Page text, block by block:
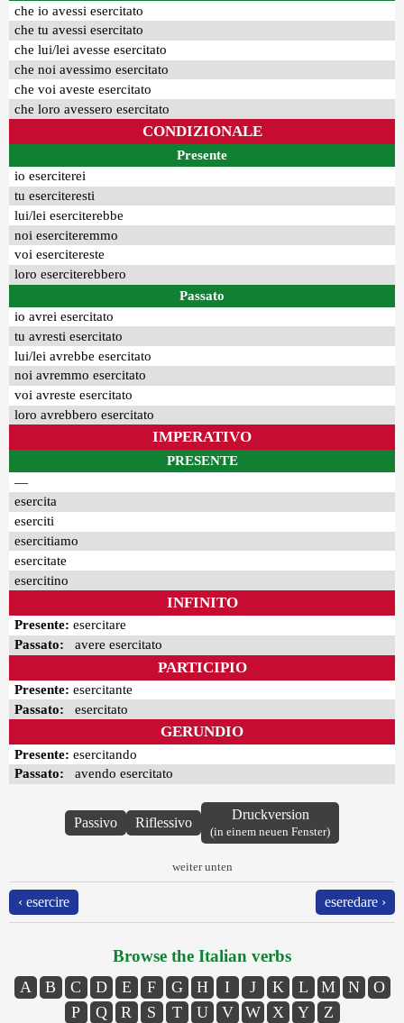
che io avessi esercitato
che tu avessi esercitato
che lui/lei avesse esercitato
che noi avessimo esercitato
che voi aveste esercitato
che loro avessero esercitato
CONDIZIONALE
Presente
io eserciterei
tu eserciteresti
lui/lei eserciterebbe
noi eserciteremmo
voi esercitereste
loro eserciterebbero
Passato
io avrei esercitato
tu avresti esercitato
lui/lei avrebbe esercitato
noi avremmo esercitato
voi avreste esercitato
loro avrebbero esercitato
IMPERATIVO
PRESENTE
—
esercita
eserciti
esercitiamo
esercitate
esercitino
INFINITO
Presente: esercitare
Passato: avere esercitato
PARTICIPIO
Presente: esercitante
Passato: esercitato
GERUNDIO
Presente: esercitando
Passato: avendo esercitato
Passivo Riflessivo
Druckversion
(in einem neuen Fenster)
weiter unten
‹ esercire eseredare ›
Browse the Italian verbs
A B C D E F G H I J K L M N
O
P
Q R S T U V W X Y Z